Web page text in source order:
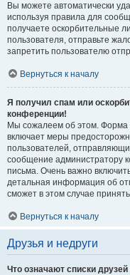
Вы можете автоматически
используя правила для
получаете оскорбительные
пользователя, отправьте
запретить пользователю
Вернуться к началу
Я получил спам или
конференции!
Мы сожалеем об этом. Форма
включает меры
пользователей,
сообщение администратору
письма. Очень важно
детальная информация об
сможет в этом случае
Вернуться к началу
Друзья и недруги
Что означают списки друзей